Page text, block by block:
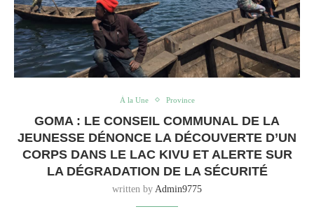
À la Une Province
GOMA : LE CONSEIL COMMUNAL DE LA
JEUNESSE DÉNONCE LA DÉCOUVERTE D’UN
CORPS DANS LE LAC KIVU ET ALERTE SUR
LA DÉGRADATION DE LA SÉCURITÉ
written by Admin9775